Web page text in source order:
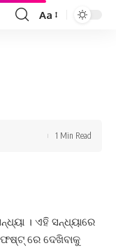
Font
Aa
1 Min Read
। ଏହି ସନ୍ଧ୍ୟାରେ
ରେ ଦେଖିବାକୁ